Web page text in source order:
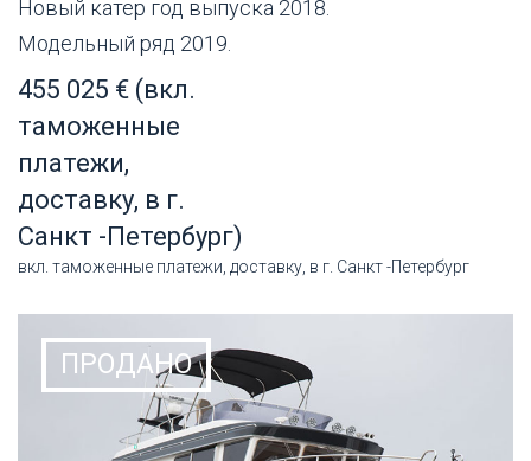
Новый катер год выпуска 2018.
Модельный ряд 2019.
455 025 € (вкл.
таможенные
платежи,
доставку, в г.
Санкт -Петербург)
вкл. таможенные платежи, доставку, в г. Санкт -Петербург